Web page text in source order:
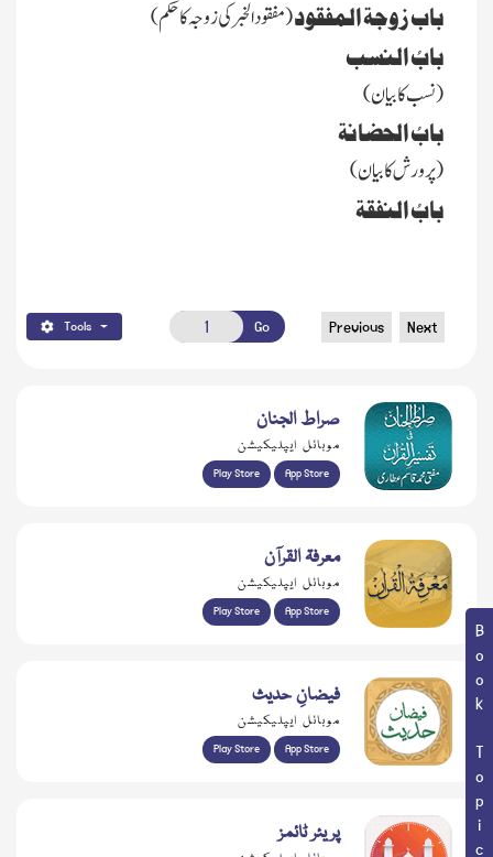
Book Topic
باب زوجۃ المفقود(مفقود الخبر کی زوجہکاحکم)
بابُ النسب
(نسب کا بیان)
بابُ الحضانۃ
(پرورش کا بیان)
بابُ النفقۃ
Tools Go Previous Next
صراط الجنان
موبائل ایپلیکیشن
Play Store App Store
معرفۃ القرآن
موبائل ایپلیکیشن
Play Store App Store
فیضانِ حدیث
موبائل ایپلیکیشن
Play Store App Store
پریئر ٹائمز